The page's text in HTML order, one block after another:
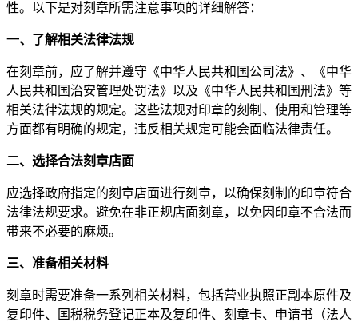
性。以下是对刻章所需注意事项的详细解答：
一、了解相关法律法规
在刻章前，应了解并遵守《中华人民共和国公司法》、《中华
人民共和国治安管理处罚法》以及《中华人民共和国刑法》等
相关法律法规的规定。这些法规对印章的刻制、使用和管理等
方面都有明确的规定，违反相关规定可能会面临法律责任。
二、选择合法刻章店面
应选择政府指定的刻章店面进行刻章，以确保刻制的印章符合
法律法规要求。避免在非正规店面刻章，以免因印章不合法而
带来不必要的麻烦。
三、准备相关材料
刻章时需要准备一系列相关材料，包括营业执照正副本原件及
复印件、国税税务登记正本及复印件、刻章卡、申请书（法人